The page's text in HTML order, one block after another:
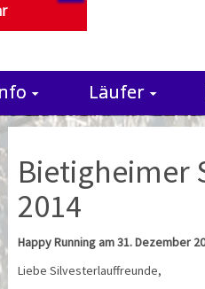
Läufer
Bietigheimer
2014
Happy Running am 31. Dezember
Liebe Silvesterlauffreunde,